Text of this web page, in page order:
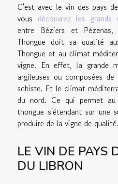
C'est avec le vin des pays
vous découvrez les grands
entre Béziers et
Thongue doit sa qualité
Thongue et au climat
vigne. En effet, la grande
argileuses ou composées
schiste. Et le climat
du nord. Ce qui permet
thongue s'étendant sur une
produire de la vigne de qualité.
LE VIN DE PAYS
DU LIBRON